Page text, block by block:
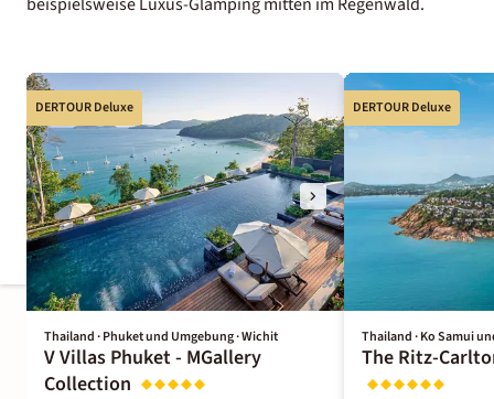
DERTOUR Deluxe
Thailand · Phuket und Umgebung · Wichit
V Villas Phuket - MGallery
Collection
DERTOUR Deluxe
Thailand · Ko Samui
The Ritz-